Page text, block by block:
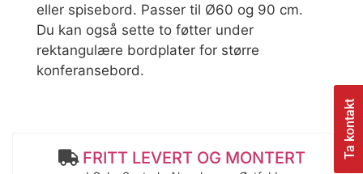
Ta kontakt
eller spisebord. Passer til Ø60 og 90 cm.
Du kan også sette to føtter under
rektangulære bordplater for større
konferansebord.
FRITT LEVERT OG MONTERT